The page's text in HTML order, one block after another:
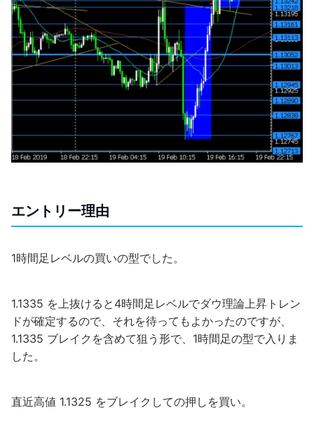
エントリー理由
1時間足レベルの買いの型でした。
1.1335 を上抜けると4時間足レベルでダウ理論上昇トレン
ドが確定するので、それを待ってもよかったのですが、
1.1335 ブレイクを含めて狙う形で、1時間足の型で入りま
した。
直近高値 1.1325 をブレイクしての押しを買い。